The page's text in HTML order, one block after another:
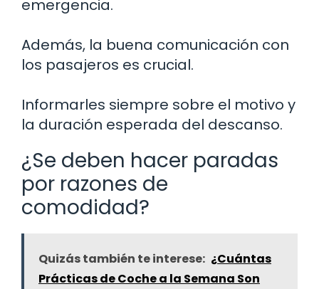
emergencia.
Además, la buena comunicación con
los pasajeros es crucial.
Informarles siempre sobre el motivo y
la duración esperada del descanso.
¿Se deben hacer paradas
por razones de
comodidad?
Quizás también te interese: ¿Cuántas
Prácticas de Coche a la Semana Son